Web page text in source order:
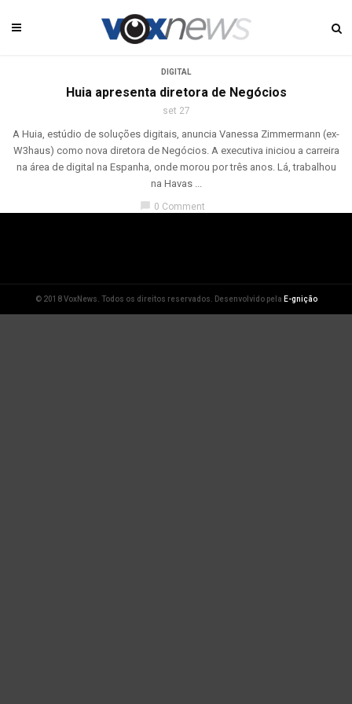
DIGITAL
Huia apresenta diretora de Negócios
set 27
A Huia, estúdio de soluções digitais, anuncia Vanessa Zimmermann (ex-
W3haus) como nova diretora de Negócios. A executiva iniciou a carreira
na área de digital na Espanha, onde morou por três anos. Lá, trabalhou
na Havas ...
chat_bubble 0 Comment
© 2018 VoxNews. Todos os direitos reservados. Desenvolvido pela E-gnição